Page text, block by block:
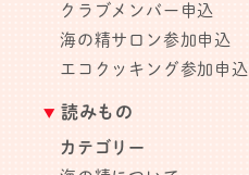
クラブメンバー申込
海の精サロン参加申込
エコクッキング参加申込
読みもの
カテゴリー